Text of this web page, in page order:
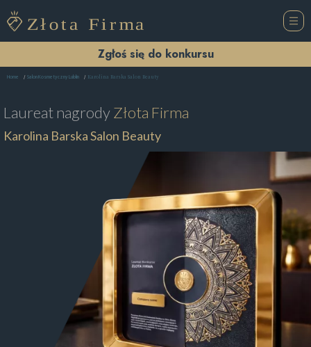
Zgłoś się do konkursu
Home Salon Kosmetyczny Lublin Karolina Barska Salon Beauty
Laureat nagrodyZłota Firma
Karolina Barska Salon Beauty